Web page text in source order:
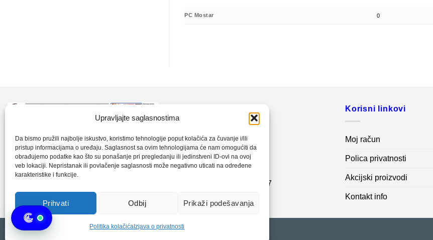
Upravljajte saglasnostima
Da bismo pružili najbolje iskustvo, koristimo tehnologije poput kolačića za čuvanje i/ili
pristup informacijama o uređaju. Saglasnost sa ovim tehnologijama će nam omogućiti da
obrađujemo podatke kao što su ponašanje pri pregledanju ili jedinstveni ID-ovi na ovoj
veb lokaciji. Nepristanak ili povlačenje saglasnosti može negativno uticati na određene
karakteristike i funkcije.
Prihvati Odbij Prikaži podešavanja
Politika kolačića Izjava o privatnosti
PC Mostar 0
CLK-Interpromet d.o.o. posluje u sastavu
grupe SKF distributera od 1996. godine,
gdje s ponosom mozemo reci da smo
najveci distributer SKF-a na podrucju
+387 35 720 560
clkm@bih.net.ba
+387 62 995 767
Korisni linkovi
Moj račun
Polica privatnosti
Akcijski proizvodi
Kontakt info
Copyright 2026 © CLK Interpromet